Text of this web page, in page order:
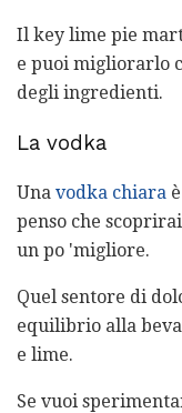
Il key lime pie
e puoi migliorarlo
degli ingredienti.
La vodka
Una vodka chiara
penso che
un po 'migliore.
Quel sentore di
equilibrio alla
e lime.
Se vuoi